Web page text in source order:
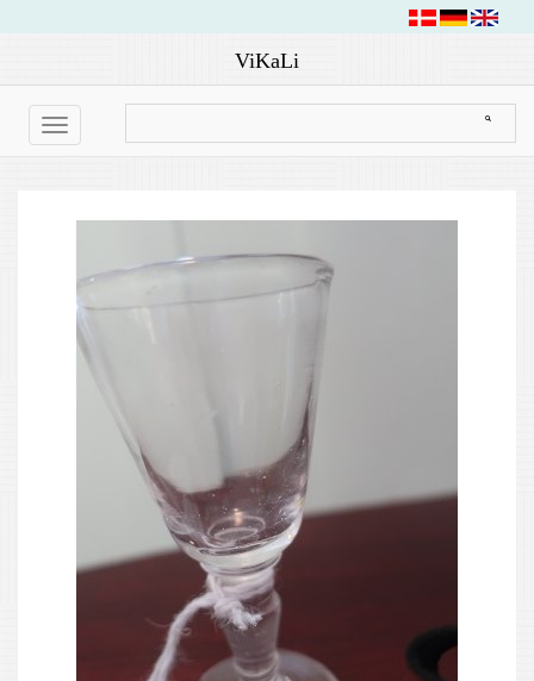
ViKaLi
Toggle
navigation